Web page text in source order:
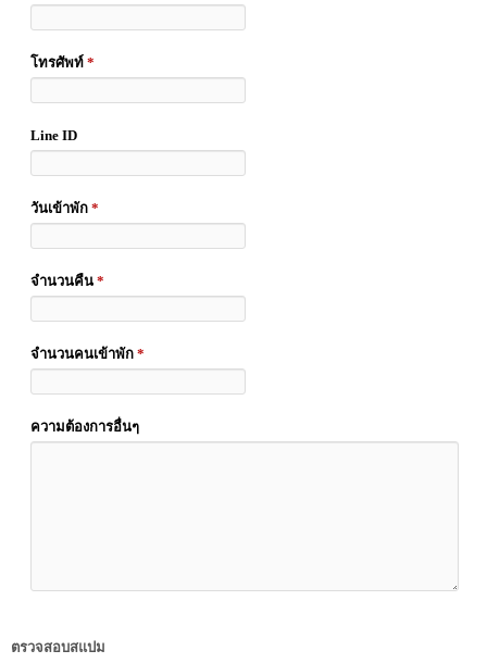
โทรศัพท์ *
Line ID
วันเข้าพัก *
จำนวนคืน *
จำนวนคนเข้าพัก *
ความต้องการอื่นๆ
ตรวจสอบสแปม